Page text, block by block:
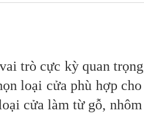
trò cực kỳ quan
loại cửa phù hợp
cửa làm từ gỗ,